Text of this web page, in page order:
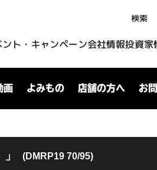
検索
ント・キャンペーン会社情報投資家
画 よみもの 店舗の方へ お
(DMRP19 70/95)